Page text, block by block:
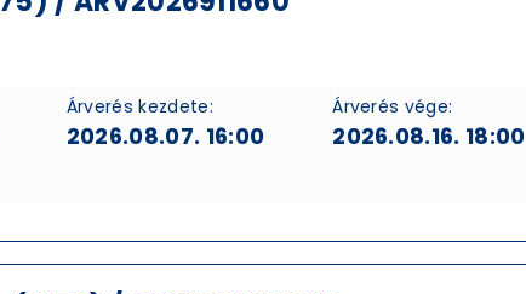
Árverés kezdete:
2026.08.07. 16:00
Árverés vége:
2026.08.16. 18:00